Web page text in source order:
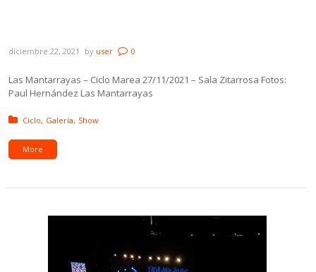
diciembre 22, 2021 by user 0
Las Mantarrayas – Ciclo Marea 27/11/2021 – Sala Zitarrosa Fotos:
Paul Hernández Las Mantarrayas
Posted in:
Ciclo Galería Show
More